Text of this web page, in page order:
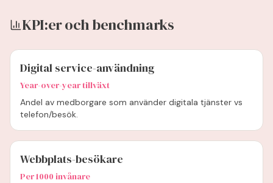
KPI:er och benchmarks
Digital service-användning
Year-over-year tillväxt
Andel av medborgare som använder digitala tjänster vs
telefon/besök.
Webbplats-besökare
Per 1000 invånare